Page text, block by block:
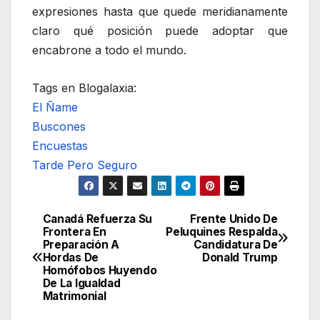
expresiones hasta que quede meridianamente
claro qué posición puede adoptar que
encabrone a todo el mundo.
Tags en Blogalaxia:
El Ñame
Buscones
Encuestas
Tarde Pero Seguro
Navegación
de
entradas
Frente Unido De
Peluquines Respalda
Candidatura De
Donald Trump
Canadá Refuerza Su
Frontera En
Preparación A
Hordas De
Homófobos Huyendo
De La Igualdad
Matrimonial